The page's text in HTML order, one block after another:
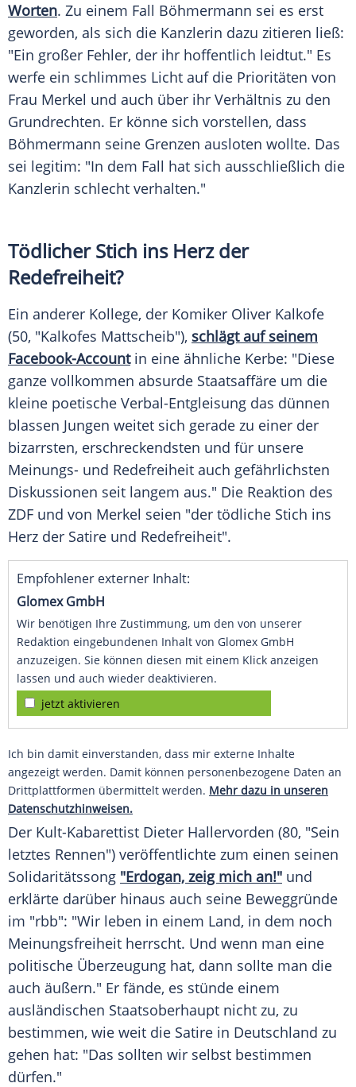
Worten. Zu einem Fall Böhmermann sei es erst
geworden, als sich die Kanzlerin dazu zitieren ließ:
"Ein großer Fehler, der ihr hoffentlich leidtut." Es
werfe ein schlimmes Licht auf die Prioritäten von
Frau Merkel und auch über ihr Verhältnis zu den
Grundrechten. Er könne sich vorstellen, dass
Böhmermann seine Grenzen ausloten wollte. Das
sei legitim: "In dem Fall hat sich ausschließlich die
Kanzlerin schlecht verhalten."
Tödlicher Stich ins Herz der
Redefreiheit?
Ein anderer Kollege, der Komiker Oliver Kalkofe
(50, "Kalkofes Mattscheib"), schlägt auf seinem
Facebook-Accountin eine ähnliche Kerbe: "Diese
ganze vollkommen absurde Staatsaffäre um die
kleine poetische Verbal-Entgleisung das dünnen
blassen Jungen weitet sich gerade zu einer der
bizarrsten, erschreckendsten und für unsere
Meinungs- und Redefreiheit auch gefährlichsten
Diskussionen seit langem aus." Die Reaktion des
ZDF und von Merkel seien "der tödliche Stich ins
Herz der Satire und Redefreiheit".
Empfohlener externer Inhalt:
Glomex GmbH
Wir benötigen Ihre Zustimmung, um den von unserer
Redaktion eingebundenen Inhalt von Glomex GmbH
anzuzeigen. Sie können diesen mit einem Klick anzeigen
lassen und auch wieder deaktivieren.
jetzt aktivieren
Ich bin damit einverstanden, dass mir externe Inhalte
angezeigt werden. Damit können personenbezogene Daten an
Drittplattformen übermittelt werden. Mehr dazu in unseren
Datenschutzhinweisen.
Der Kult-Kabarettist Dieter Hallervorden (80, "Sein
letztes Rennen") veröffentlichte zum einen seinen
Solidaritätssong "Erdogan, zeig mich an!" und
erklärte darüber hinaus auch seine Beweggründe
im "rbb": "Wir leben in einem Land, in dem noch
Meinungsfreiheit herrscht. Und wenn man eine
politische Überzeugung hat, dann sollte man die
auch äußern." Er fände, es stünde einem
ausländischen Staatsoberhaupt nicht zu, zu
bestimmen, wie weit die Satire in Deutschland zu
gehen hat: "Das sollten wir selbst bestimmen
dürfen."